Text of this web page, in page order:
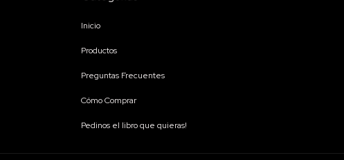
Inicio
Productos
Preguntas Frecuentes
Cómo Comprar
Pedinos el libro que quieras!